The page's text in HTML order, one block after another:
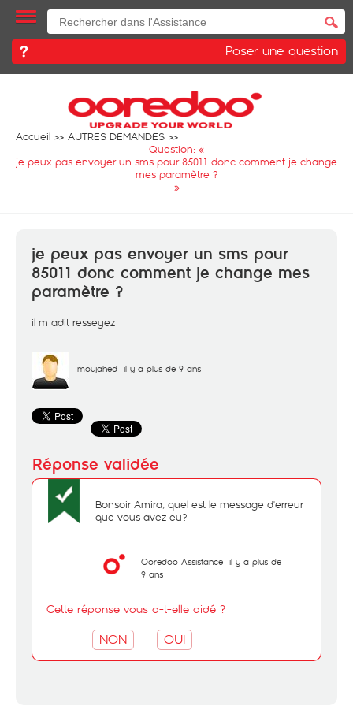
Poser une question
Accueil
AUTRES DEMANDES
Question: «
je peux pas envoyer un sms pour 85011 donc comment je change
mes paramètre ?
»
je peux pas envoyer un sms pour
85011 donc comment je change mes
paramètre ?
il m adit resseyez
moujahed il y a plus de 9 ans
Bonsoir Amira, quel est le message d'erreur
que vous avez eu?
Ooredoo Assistance il y a plus de
9 ans
Cette réponse vous a-t-elle aidé ?
NON OUI